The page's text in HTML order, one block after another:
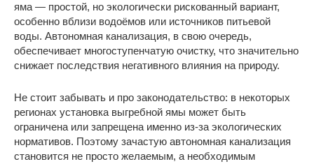
яма — простой, но экологически рискованный вариант,
особенно вблизи водоёмов или источников питьевой
воды. Автономная канализация, в свою очередь,
обеспечивает многоступенчатую очистку, что значительно
снижает последствия негативного влияния на природу.
Не стоит забывать и про законодательство: в некоторых
регионах установка выгребной ямы может быть
ограничена или запрещена именно из-за экологических
нормативов. Поэтому зачастую автономная канализация
становится не просто желаемым, а необходимым